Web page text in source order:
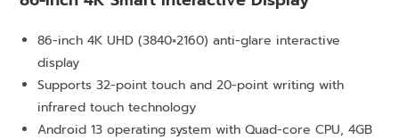
86-inch 4K UHD (3840×2160) anti-glare interactive
display
Supports 32-point touch and 20-point writing with
infrared touch technology
Android 13 operating system with Quad-core CPU, 4GB